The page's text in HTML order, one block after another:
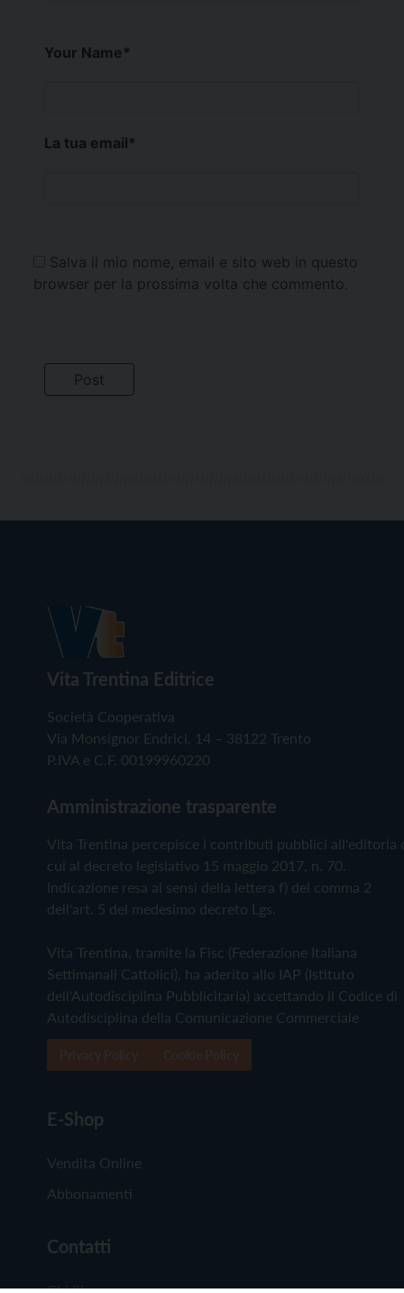
Your Name*
La tua email*
Salva il mio nome, email e sito web in questo
browser per la prossima volta che commento.
Vita Trentina Editrice
Società Cooperativa
Via Monsignor Endrici, 14 – 38122 Trento
P.IVA e C.F. 00199960220
Amministrazione trasparente
Vita Trentina percepisce i contributi pubblici all'editoria
cui al decreto legislativo 15 maggio 2017, n. 70.
Indicazione resa ai sensi della lettera f) del comma 2
dell'art. 5 del medesimo decreto Lgs.
Vita Trentina, tramite la Fisc (Federazione Italiana
Settimanali Cattolici), ha aderito allo IAP (Istituto
dell'Autodisciplina Pubblicitaria) accettando il Codice di
Autodisciplina della Comunicazione Commerciale
E-Shop
Vendita Online
Abbonamenti
Contatti